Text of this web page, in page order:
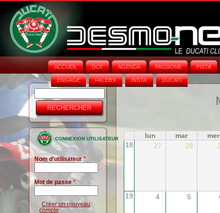
ACCUEIL DCF AGENDA PASSIONE PISTA
ENGAGE FACEB'K INSTA‘ DUCATI
Formulaire
de
recherche
CONNEXION UTILISATEUR
Nom d'utilisateur*
Mot de passe *
Créer un nouveau
compte
lun mar
mer
18
27 28
19 4 5